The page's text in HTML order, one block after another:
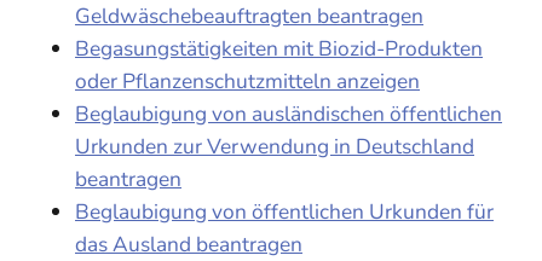
Geldwäschebeauftragten beantragen
Begasungstätigkeiten mit Biozid-Produkten
oder Pflanzenschutzmitteln anzeigen
Beglaubigung von ausländischen öffentlichen
Urkunden zur Verwendung in Deutschland
beantragen
Beglaubigung von öffentlichen Urkunden für
das Ausland beantragen